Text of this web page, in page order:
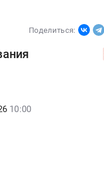
Поделиться:
10:00